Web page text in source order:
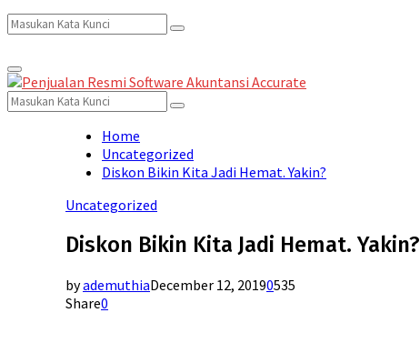
Search
for:
Search
Primary
Menu
Search
for:
Search
Home
Uncategorized
Diskon Bikin Kita Jadi Hemat. Yakin?
Uncategorized
Diskon Bikin Kita Jadi Hemat. Yakin?
byademuthiaDecember 12, 20190535
Share0